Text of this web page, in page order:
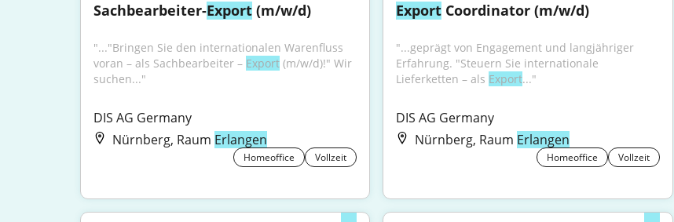
Sachbearbeiter-Export (m/w/d)
"..."Bringen Sie den internationalen Warenfluss
voran – als Sachbearbeiter – Export (m/w/d)!" Wir
suchen..."
DIS AG Germany
Nürnberg, Raum Erlangen
Homeoffice Vollzeit
Export Coordinator (m/w/d)
"...geprägt von Engagement und langjähriger
Erfahrung. "Steuern Sie internationale
Lieferketten – als Export..."
DIS AG Germany
Nürnberg, Raum Erlangen
Homeoffice Vollzeit